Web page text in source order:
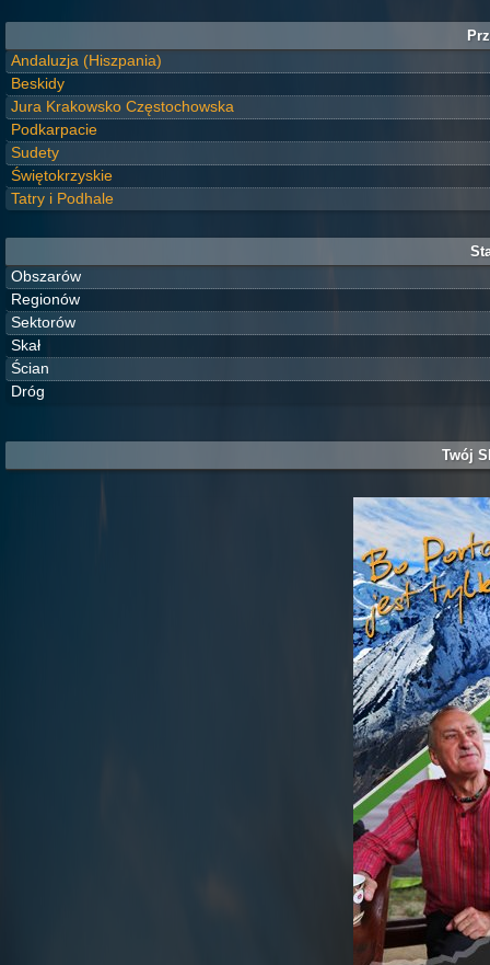
Andaluzja (Hiszpania)
Beskidy
Jura Krakowsko Częstochowska
Podkarpacie
Sudety
Świętokrzyskie
Tatry i Podhale
Obszarów
Regionów
Sektorów
Skał
Ścian
Dróg
Twój